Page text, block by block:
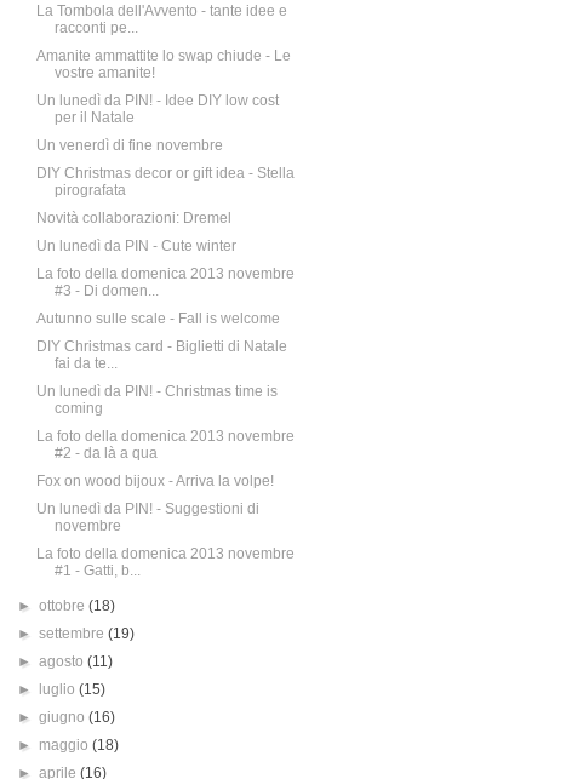
La Tombola dell'Avvento - tante idee e
racconti pe...
Amanite ammattite lo swap chiude - Le
vostre amanite!
Un lunedì da PIN! - Idee DIY low cost
per il Natale
Un venerdì di fine novembre
DIY Christmas decor or gift idea - Stella
pirografata
Novità collaborazioni: Dremel
Un lunedì da PIN - Cute winter
La foto della domenica 2013 novembre
#3 - Di domen...
Autunno sulle scale - Fall is welcome
DIY Christmas card - Biglietti di Natale
fai da te...
Un lunedì da PIN! - Christmas time is
coming
La foto della domenica 2013 novembre
#2 - da là a qua
Fox on wood bijoux - Arriva la volpe!
Un lunedì da PIN! - Suggestioni di
novembre
La foto della domenica 2013 novembre
#1 - Gatti, b...
►ottobre(18)
►settembre(19)
►agosto(11)
►
luglio(15)
►giugno(16)
► maggio(18)
►aprile(16)